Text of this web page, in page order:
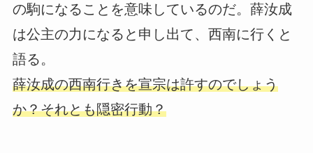
の駒になることを意味しているのだ。薛汝成
は公主の力になると申し出て、西南に行くと
語る。
薛汝成の西南行きを宣宗は許すのでしょう
か？それとも隠密行動？